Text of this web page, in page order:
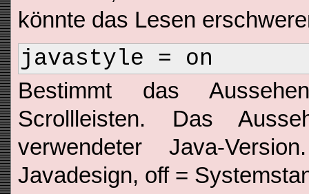
könnte das Lesen
javastyle = on
Bestimmt das
Scrollleisten. Das
verwendeter Java-
Javadesign, off =